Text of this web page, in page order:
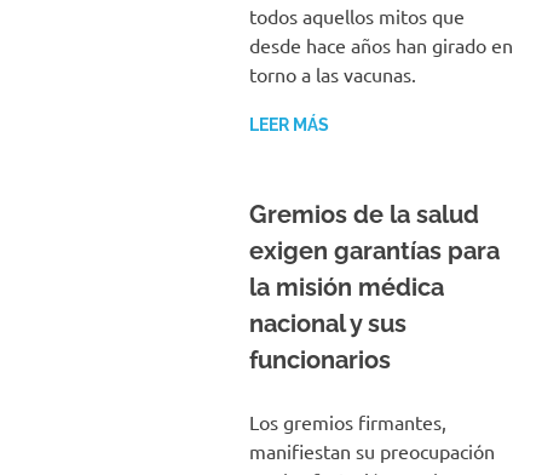
todos aquellos mitos que
desde hace años han girado en
torno a las vacunas.
LEER MÁS
Gremios de la salud
exigen garantías para
la misión médica
nacional y sus
funcionarios
Los gremios firmantes,
manifiestan su preocupación